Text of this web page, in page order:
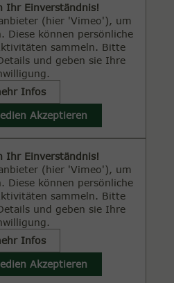
Ihr Einverständnis!
(hier 'Vimeo'), um
Diese können persönliche
sammeln. Bitte
und geben sie Ihre
Infos
Akzeptieren
Ihr Einverständnis!
(hier 'Vimeo'), um
Diese können persönliche
sammeln. Bitte
und geben sie Ihre
Infos
Akzeptieren